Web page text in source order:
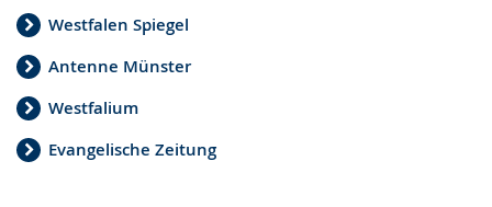
Westfalen Spiegel
Antenne Münster
Westfalium
Evangelische Zeitung